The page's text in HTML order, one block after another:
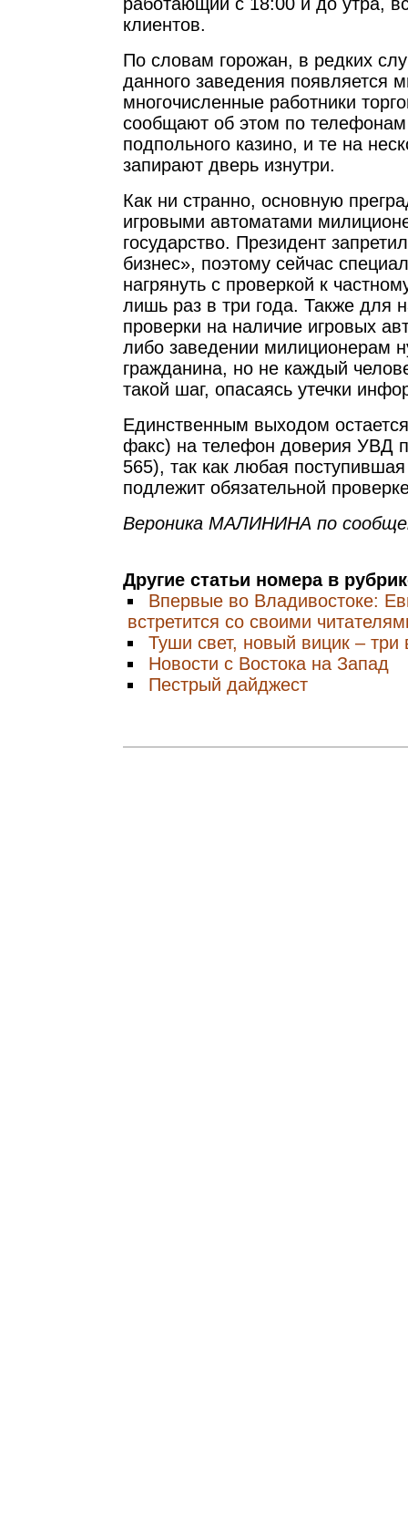
клиентов.
По словам горожан, в редких
данного заведения появляется
многочисленные работники
сообщают об этом по
подпольного казино, и те на
запирают дверь изнутри.
Как ни странно, основную
игровыми автоматами
государство. Президент
бизнес», поэтому сейчас
нагрянуть с проверкой к
лишь раз в три года. Также для
проверки на наличие игровых
либо заведении милиционерам
гражданина, но не каждый
такой шаг, опасаясь утечки
Единственным выходом
факс) на телефон доверия УВД
565), так как любая
подлежит обязательной
Вероника МАЛИНИНА по
Другие статьи номера в
Впервые во Владивостоке:
встретится со своими
Туши свет, новый вицик – три
Новости с Востока на Запад
Пестрый дайджест